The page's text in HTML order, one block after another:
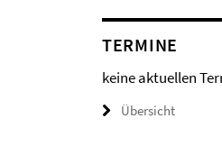
TERMINE
keine aktuellen
Übersicht